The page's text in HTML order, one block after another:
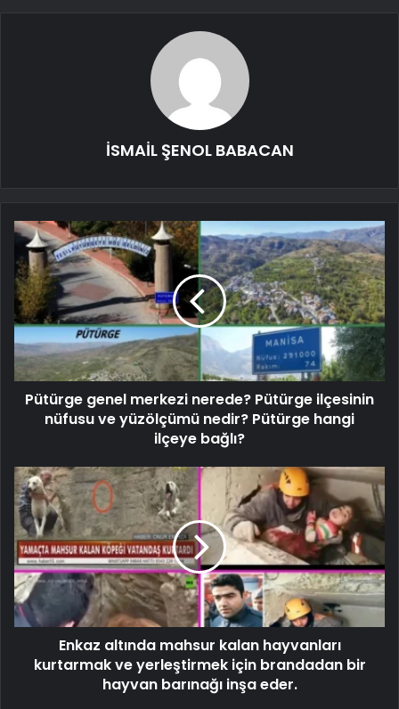
İSMAİL ŞENOL BABACAN
Pütürge genel merkezi nerede? Pütürge ilçesinin
nüfusu ve yüzölçümü nedir? Pütürge hangi
ilçeye bağlı?
Enkaz altında mahsur kalan hayvanları
kurtarmak ve yerleştirmek için brandadan bir
hayvan barınağı inşa eder.